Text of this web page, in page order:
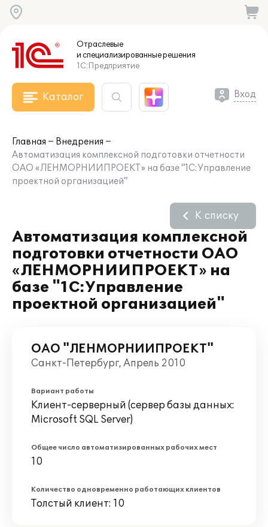
Отраслевые
и специализированныерешения
1С:Предприятие
Каталог Вход
Главная
Внедрения
Автоматизация комплексной подготовки отчетности
ОАО «ЛЕНМОРНИИПРОЕКТ» на базе "1С:Управление
проектной организацией"
Автоматизация комплексной
подготовки отчетности ОАО
«ЛЕНМОРНИИПРОЕКТ» на
базе "1С:Управление
проектной организацией"
К списку
ОАО "ЛЕНМОРНИИПРОЕКТ"
Санкт-Петербург, Апрель 2010
Вариант работы
Клиент-серверный (сервер базы данных:
Microsoft SQL Server)
Общее число автоматизированных рабочих мест
10
Количество одновременно работающих клиентов
Толстый клиент: 10